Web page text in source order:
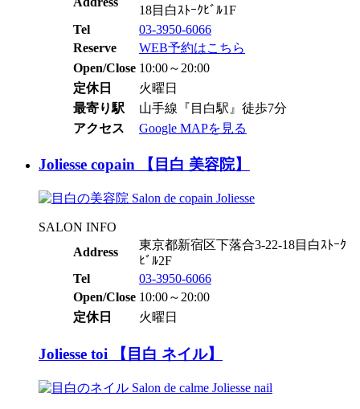
18目白ｽﾄｰｸﾋﾞﾙ1F
Tel
03-3950-6066
Reserve
WEB予約はこちら
Open/Close 10:00～20:00
定休日
火曜日
最寄り駅
山手線『目白駅』徒歩7分
アクセス
Google MAPを見る
Joliesse copain 【目白 美容院】
SALON INFO
Address
東京都新宿区下落合3-22-18目白ｽﾄｰｸ
ﾋﾞﾙ2F
Tel
03-3950-6066
Open/Close 10:00～20:00
定休日
火曜日
Joliesse toi 【目白 ネイル】